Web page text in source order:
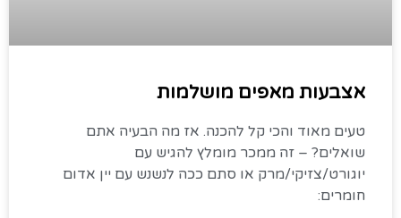
אצבעות מאפים מושלמות
טעים מאוד והכי קל להכנה. אז מה הבעיה אתם
שואלים? – זה ממכר מומלץ להגיש עם
יוגורט/צזיקי/מרק או סתם ככה לנשנש עם יין אדום
חומרים: